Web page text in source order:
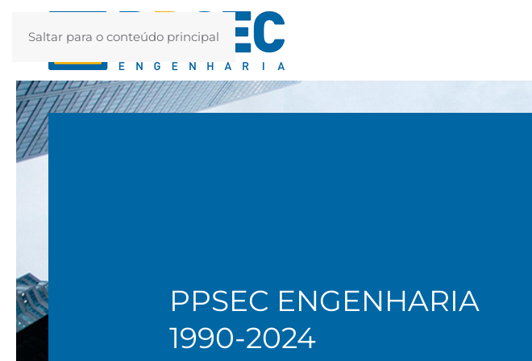
Saltar para o conteúdo principal
PPSEC ENGENHARIA
1990-2024